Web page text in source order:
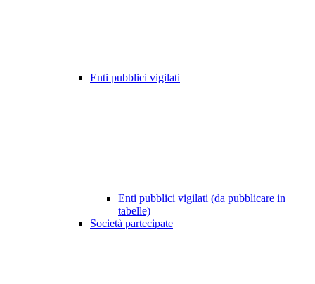
Enti pubblici vigilati
Enti pubblici vigilati (da pubblicare in
tabelle)
Società partecipate